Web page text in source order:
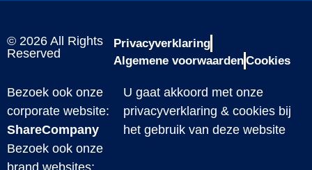
© 2026 All Rights
Reserved
Privacyverklaring
Algemene voorwaardenCookies
Bezoek ook onze
corporate website:
ShareCompany
Bezoek ook onze
brand websites:
U gaat akkoord met onze
privacyverklaring & cookies bij
het gebruik van deze website